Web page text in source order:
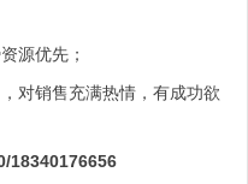
源优先；
对销售充满热情，有成功欲
18340176656